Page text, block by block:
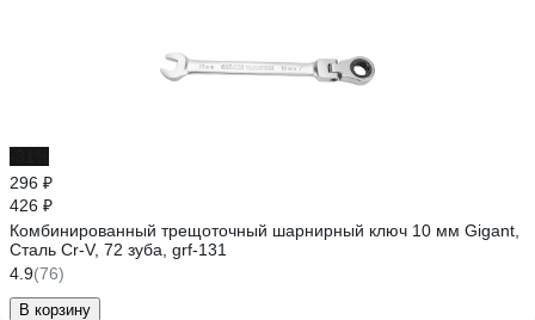
296 ₽
426 ₽
Комбинированный трещоточный шарнирный ключ 10 мм Gigant,
Сталь Cr-V, 72 зуба, grf-131
4.9(76)
В корзину